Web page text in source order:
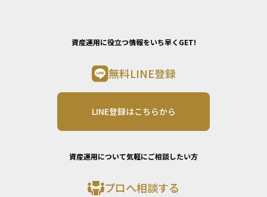
資産運用に役立つ情報をいち早くGET!
無料LINE登録
LINE登録はこちらから
資産運用について気軽にご相談したい方
プロへ相談する